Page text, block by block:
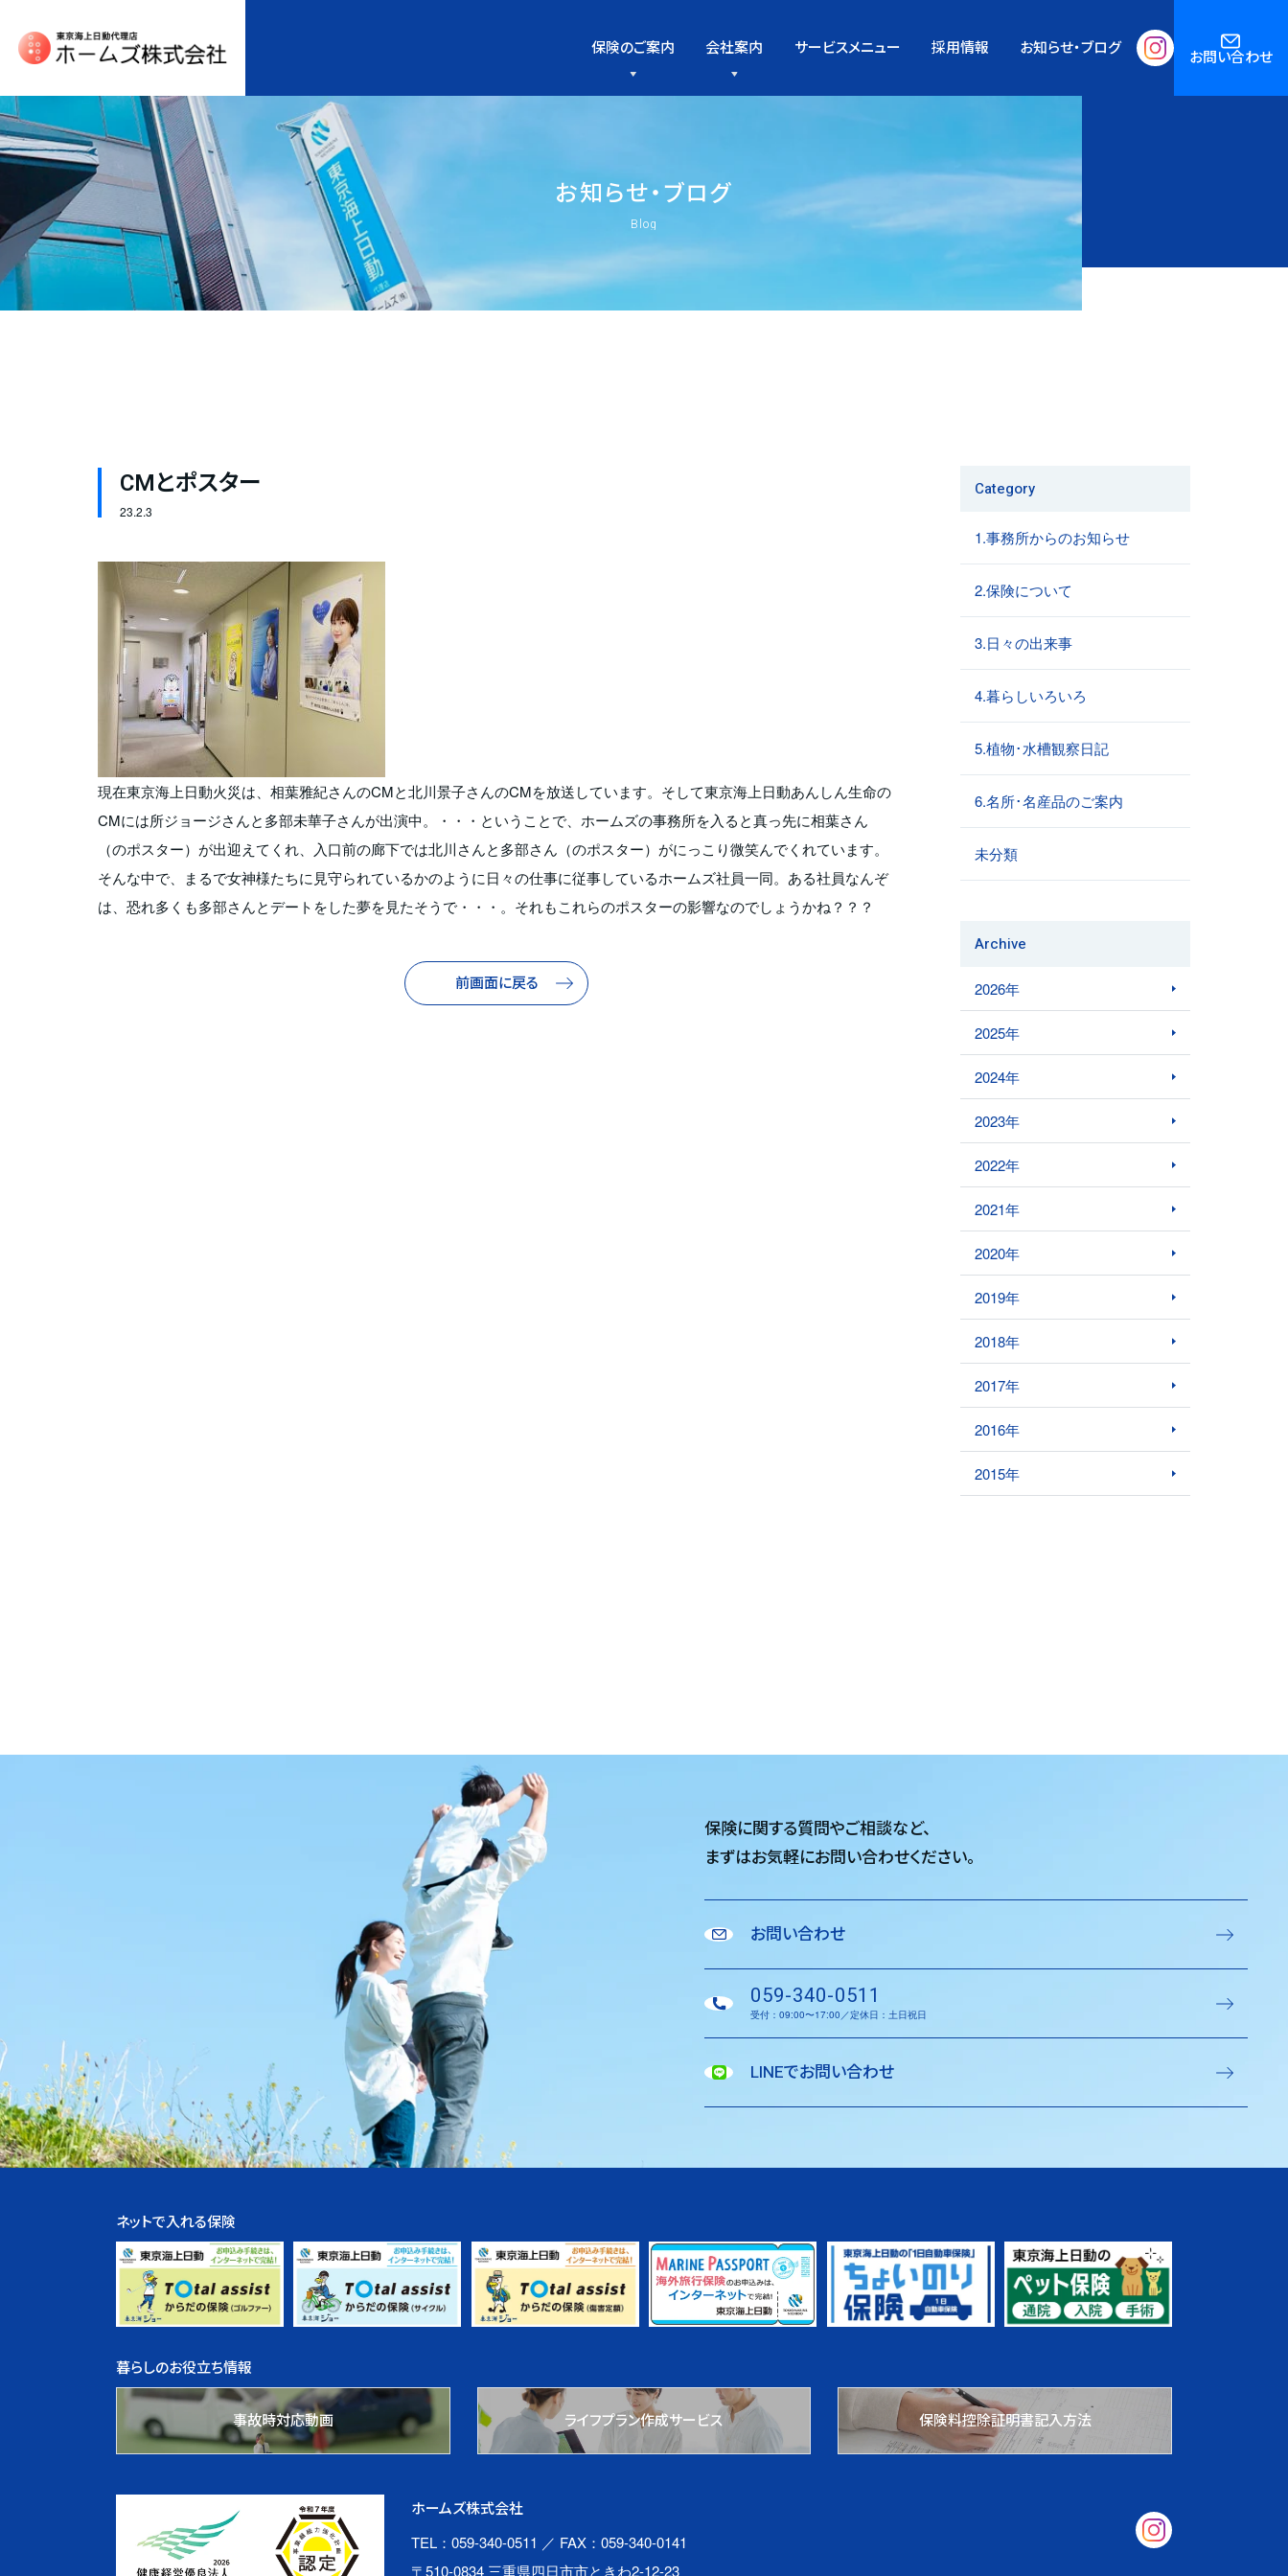
保険のご案内 会社案内 サービスメニュー 採用情報 お知らせ・ブログ お問い合わせ
お知らせ・ブログ
Blog
CMとポスター
23.2.3
現在東京海上日動火災は、相葉雅紀さんのCMと北川景子さんのCMを放送しています。そして東京海上日動あんしん生命の
CMには所ジョージさんと多部未華子さんが出演中。・・・ということで、ホームズの事務所を入ると真っ先に相葉さん
（のポスター）が出迎えてくれ、入口前の廊下では北川さんと多部さん（のポスター）がにっこり微笑んでくれています。
そんな中で、まるで女神様たちに見守られているかのように日々の仕事に従事しているホームズ社員一同。ある社員なんぞ
は、恐れ多くも多部さんとデートをした夢を見たそうで・・・。それもこれらのポスターの影響なのでしょうかね？？？
前画面に戻る
Category
1.事務所からのお知らせ
2.保険について
3.日々の出来事
4.暮らしいろいろ
5.植物･水槽観察日記
6.名所･名産品のご案内
未分類
Archive
2026年
2025年
2024年
2023年
2022年
2021年
2020年
2019年
2018年
2017年
2016年
2015年
保険に関する質問やご相談など、
まずはお気軽にお問い合わせください。
お問い合わせ
059-340-0511
受付：09:00〜17:00／定休日：土日祝日
LINEでお問い合わせ
ネットで入れる保険
暮らしのお役立ち情報
事故時対応動画 ライフプラン作成サービス 保険料控除証明書記入方法
ホームズ株式会社
TEL：059-340-0511 ／ FAX：059-340-0141
〒510-0834 三重県四日市市ときわ2-12-23